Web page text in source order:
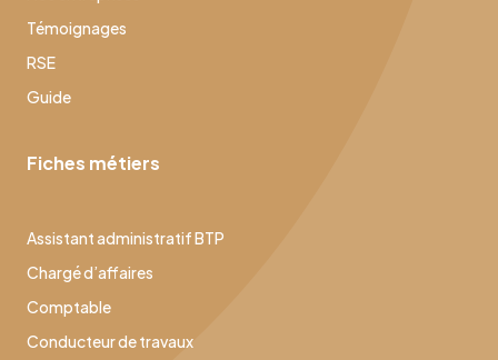
Témoignages
RSE
Guide
Fiches métiers
Assistant administratif BTP
Chargé d’affaires
Comptable
Conducteur de travaux